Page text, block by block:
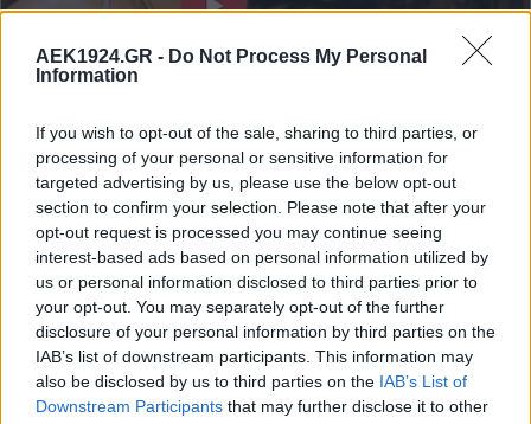
AEK1924.GR - Do Not Process My Personal
Information
If you wish to opt-out of the sale, sharing to third parties, or
processing of your personal or sensitive information for
targeted advertising by us, please use the below opt-out
section to confirm your selection. Please note that after your
opt-out request is processed you may continue seeing
interest-based ads based on personal information utilized by
us or personal information disclosed to third parties prior to
your opt-out. You may separately opt-out of the further
disclosure of your personal information by third parties on the
IAB’s list of downstream participants. This information may
also be disclosed by us to third parties on the IAB’s List of
Downstream Participants that may further disclose it to other